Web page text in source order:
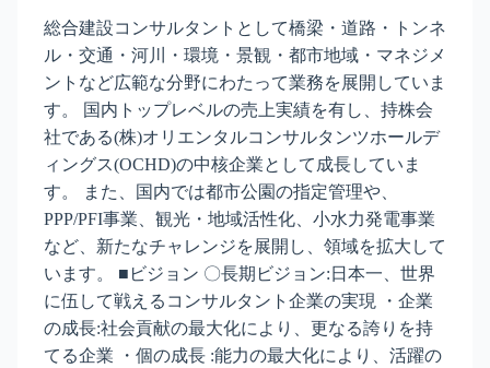
総合建設コンサルタントとして橋梁・道路・トンネ
ル・交通・河川・環境・景観・都市地域・マネジメ
ントなど広範な分野にわたって業務を展開していま
す。 国内トップレベルの売上実績を有し、持株会
社である(株)オリエンタルコンサルタンツホールデ
ィングス(OCHD)の中核企業として成長していま
す。 また、国内では都市公園の指定管理や、
PPP/PFI事業、観光・地域活性化、小水力発電事業
など、新たなチャレンジを展開し、領域を拡大して
います。 ■ビジョン 〇長期ビジョン:日本一、世界
に伍して戦えるコンサルタント企業の実現 ・企業
の成長:社会貢献の最大化により、更なる誇りを持
てる企業 ・個の成長 :能力の最大化により、活躍の